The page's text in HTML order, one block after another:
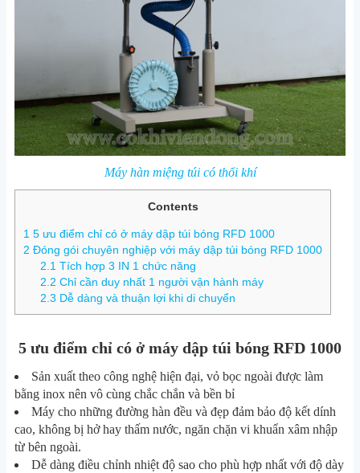
Máy hàn miệng túi có thổi khí
Contents
1 5 ưu điểm chỉ có ở máy dập túi bóng RFD 1000
2 Đóng gói chuyên nghiệp với máy dập túi bóng RFD 1000
2.1 Tích hợp 3 IN 1 chức năng
2.2 Chỉ cần duy nhất 1 người vận hành máy
2.3 Dễ dàng và thuận lợi khi di chuyển
5 ưu điểm chỉ có ở máy dập túi bóng RFD 1000
Sản xuất theo công nghệ hiện đại, vỏ bọc ngoài được làm
bằng inox nên vô cùng chắc chắn và bền bỉ
Máy cho những đường hàn đều và đẹp đảm bảo độ kết dính
cao, không bị hở hay thấm nước, ngăn chặn vi khuẩn xâm nhập
từ bên ngoài.
Dễ dàng điều chỉnh nhiệt độ sao cho phù hợp nhất với độ dày